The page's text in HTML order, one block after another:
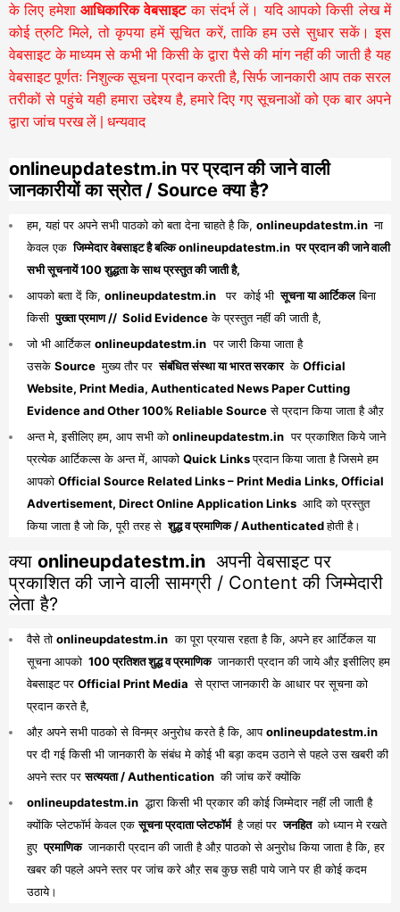
के लिए हमेशा आधिकारिक वेबसाइटका संदर्भ लें। यदि आपको किसी लेख में
कोई त्रुटि मिले, तो कृपया हमें सूचित करें, ताकि हम उसे सुधार सकें। इस
वेबसाइट के माध्यम से कभी भी किसी के द्वारा पैसे की मांग नहीं की जाती है यह
वेबसाइट पूर्णतः निशुल्क सूचना प्रदान करती है,सिर्फ जानकारी आप तक सरल
तरीकों से पहुंचे यही हमारा उद्देश्य है, हमारे दिए गए सूचनाओं को एक बार अपने
द्वारा जांच परख लें | धन्यवाद
onlineupdatestm.in पर प्रदान की जाने वाली
जानकारीयों का स्रोत / Source क्या है?
हम, यहां पर अपने सभी पाठको को बता देना चाहते है कि, onlineupdatestm.in ना
केवल एक जिम्मेदार वेबसाइट है बल्कि onlineupdatestm.in पर प्रदान की जाने वाली
सभी सूचनायें 100 शुद्धता के साथ प्रस्तुत की जाती है,
आपको बता दें कि, onlineupdatestm.in पर कोई भी सूचना या आर्टिकलबिना
किसी पुख्ता प्रमाण // Solid Evidenceके प्रस्तुत नहीं की जाती है,
जो भी आर्टिकल onlineupdatestm.in पर जारी किया जाता है
उसके Source मुख्य तौर पर संबंधित संस्था या भारत सरकार के Official
Website, Print Media, Authenticated News Paper Cutting
Evidence and Other 100% Reliable Sourceसे प्रदान किया जाता है औऱ
अन्त मे, इसीलिए हम, आप सभी को onlineupdatestm.in पर प्रकाशित किये जाने
प्रत्येक आर्टिकल्स के अन्त में, आपको Quick Linksप्रदान किया जाता है जिसमे हम
आपको Official Source Related Links – Print Media Links, Official
Advertisement, Direct Online Application Links आदि को प्रस्तुत
किया जाता है जो कि, पूरी तरह से शुद्ध व प्रमाणिक / Authenticatedहोती है।
क्या onlineupdatestm.in अपनी वेबसाइट पर
प्रकाशित की जाने वाली सामग्री / Content की जिम्मेदारी
लेता है?
वैसे तो onlineupdatestm.in का पूरा प्रयास रहता है कि, अपने हर आर्टिकल या
सूचना आपको 100 प्रतिशत शुद्ध व प्रमाणिक जानकारी प्रदान की जाये औऱ इसीलिए हम
वेबसाइट पर Official Print Media से प्राप्त जानकारी के आधार पर सूचना को
प्रदान करते है,
औऱ अपने सभी पाठको से विनम्र अनुरोध करते है कि, आपonlineupdatestm.in
पर दी गई किसी भी जानकारी के संबंध मे कोई भी बड़ा कदम उठाने से पहले उस खबरी की
अपने स्तर परसत्ययता / Authentication की जांच करें क्योंकि
onlineupdatestm.in द्धारा किसी भी प्रकार की कोई जिम्मेदार नहीं ली जाती है
क्योंकि प्लेटफॉर्म केवल एकसूचना प्रदाता प्लेटफॉर्म है जहां पर जनहित को ध्यान मे रखते
हुए प्रमाणिक जानकारी प्रदान की जाती है औऱ पाठको से अनुरोध किया जाता है कि, हर
खबर की पहले अपने स्तर पर जांच करे औऱ सब कुछ सही पाये जाने पर ही कोई कदम
उठाये।